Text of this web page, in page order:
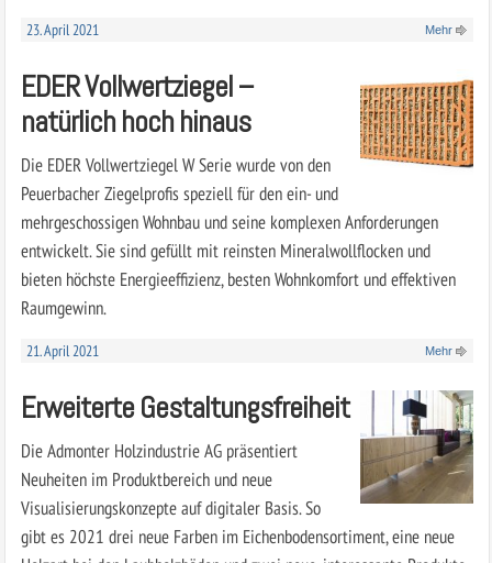
23. April 2021 Mehr
EDER Vollwertziegel –
natürlich hoch hinaus
Die EDER Vollwertziegel W Serie wurde von den
Peuerbacher Ziegelprofis speziell für den ein- und
mehrgeschossigen Wohnbau und seine komplexen Anforderungen
entwickelt. Sie sind gefüllt mit reinsten Mineralwollflocken und
bieten höchste Energieeffizienz, besten Wohnkomfort und effektiven
Raumgewinn.
21. April 2021 Mehr
Erweiterte Gestaltungsfreiheit
Die Admonter Holzindustrie AG präsentiert
Neuheiten im Produktbereich und neue
Visualisierungskonzepte auf digitaler Basis. So
gibt es 2021 drei neue Farben im Eichenbodensortiment, eine neue